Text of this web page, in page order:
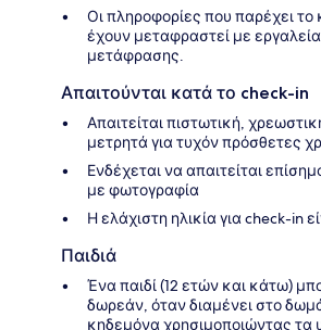
Οι πληροφορίες που παρέχει
έχουν μεταφραστεί με
μετάφρασης.
Απαιτούνται κατά το check-in
Απαιτείται πιστωτική,
μετρητά για τυχόν πρόσθετες
Ενδέχεται να απαιτείται
με φωτογραφία
Η ελάχιστη ηλικία για check-in
Παιδιά
Ένα παιδί (12 ετών και κάτω)
δωρεάν, όταν διαμένει στο
κηδεμόνα χρησιμοποιώντας τα